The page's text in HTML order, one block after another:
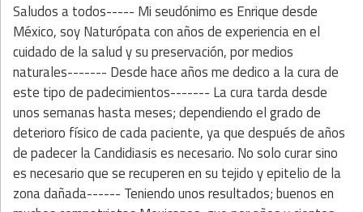
Saludos a todos----- Mi seudónimo es Enrique desde
México, soy Naturópata con años de experiencia en el
cuidado de la salud y su preservación, por medios
naturales------- Desde hace años me dedico a la cura de
este tipo de padecimientos------- La cura tarda desde
unos semanas hasta meses; dependiendo el grado de
deterioro físico de cada paciente, ya que después de años
de padecer la Candidiasis es necesario. No solo curar sino
es necesario que se recuperen en su tejido y epitelio de la
zona dañada------ Teniendo unos resultados; buenos en